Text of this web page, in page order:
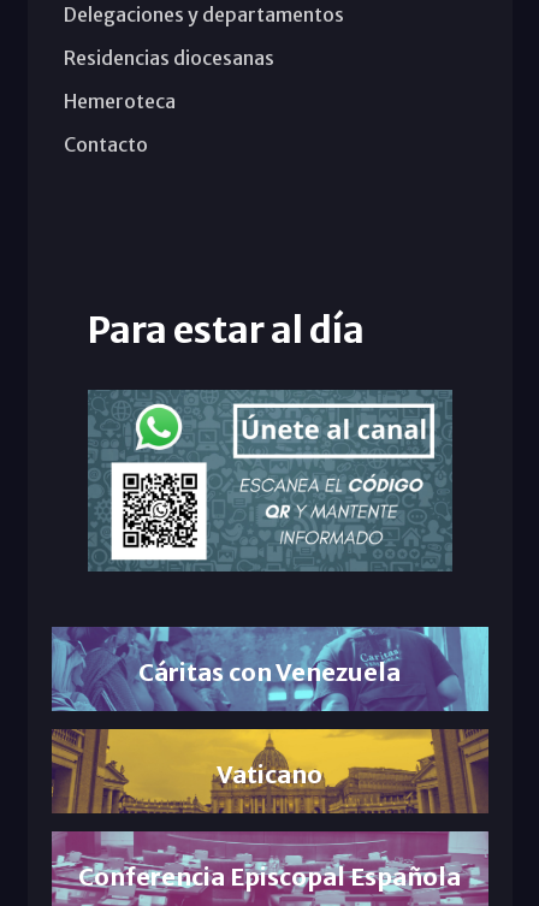
Delegaciones y departamentos
Residencias diocesanas
Hemeroteca
Contacto
Para estar al día
Cáritas con Venezuela
Vaticano
Conferencia Episcopal Española